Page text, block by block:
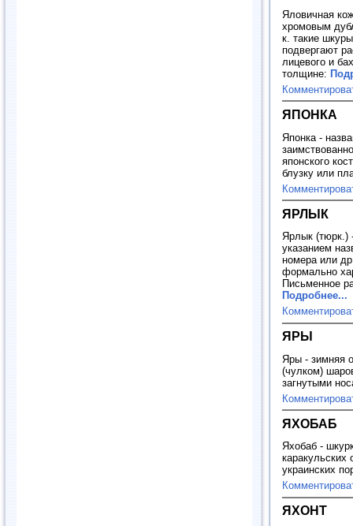
Яловичная
хромовым
к. такие
подвергают
лицевого и
толщине:
ЯПОНКА
Японка -
японского
блузку или
ЯРЛЫК
Ярлык (тюрк.)
указанием
номера или
формально
Письменное
Подробнее...
ЯРЫ
Яры - зимняя
(чулком)
загнутыми
ЯХОБАБ
Яхобаб -
украинских
ЯХОНТ